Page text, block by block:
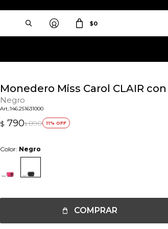
$0
Monedero Miss Carol CLAIR
Negro
146.251631000
$ 790$ 890 11
Color: Negro
COMPRAR